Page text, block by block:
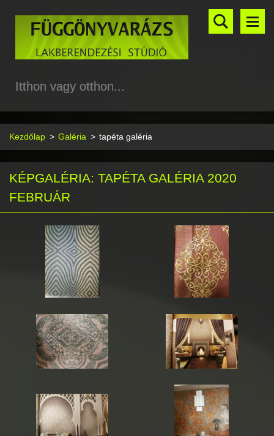
Itthon vagy otthon...
Kezdőlap > Galéria > tapéta galéria
KÉPGALÉRIA: TAPÉTA GALÉRIA 2020
FEBRUÁR